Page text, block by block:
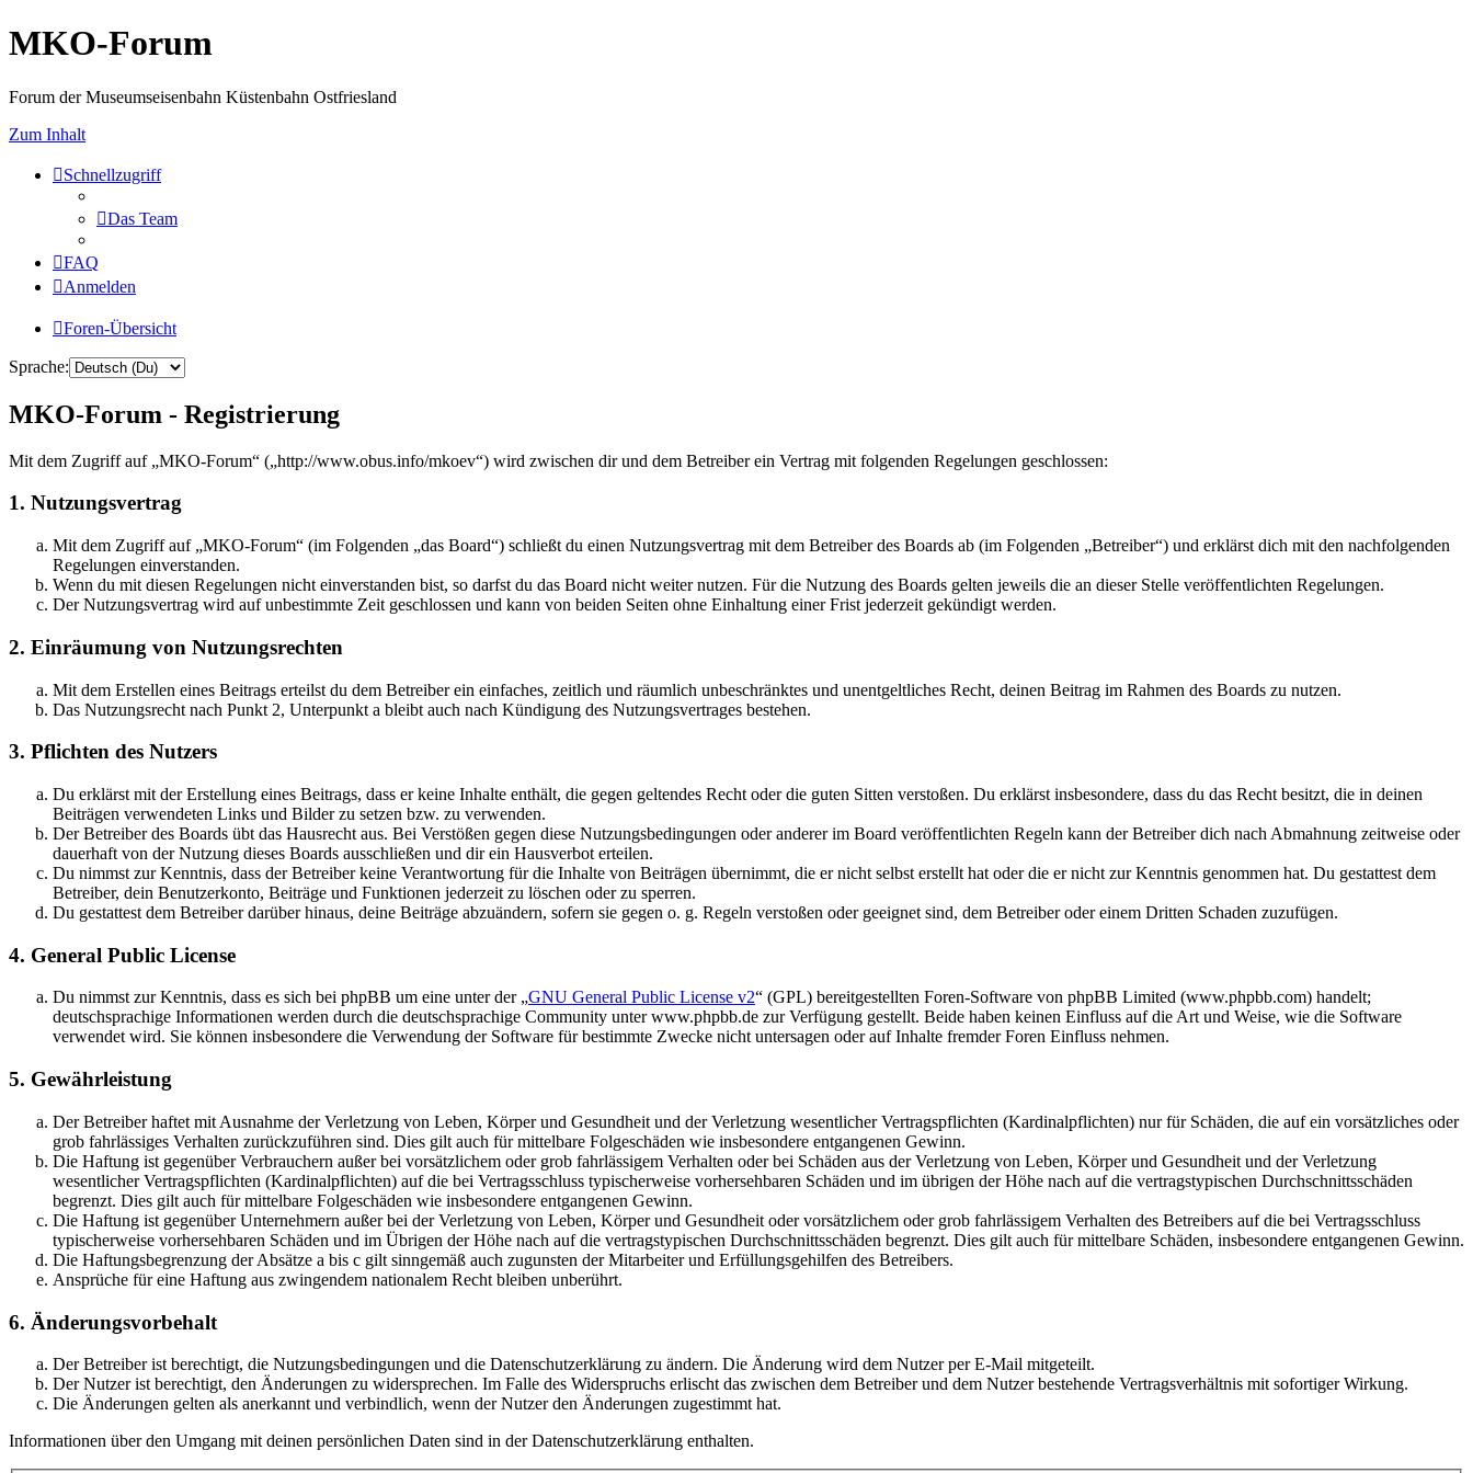
MKO-Forum
Forum der Museumseisenbahn Küstenbahn Ostfriesland
Zum Inhalt
Schnellzugriff
Das Team
FAQ
Anmelden
Foren-Übersicht
Sprache:
MKO-Forum - Registrierung
Mit dem Zugriff auf „MKO-Forum“ („http://www.obus.info/mkoev“) wird zwischen dir und dem Betreiber ein Vertrag mit folgenden Regelungen geschlossen:
1. Nutzungsvertrag
Mit dem Zugriff auf „MKO-Forum“ (im Folgenden „das Board“) schließt du einen Nutzungsvertrag mit dem Betreiber des Boards ab (im Folgenden „Betreiber“) und erklärst dich mit den nachfolgenden
Regelungen einverstanden.
Wenn du mit diesen Regelungen nicht einverstanden bist, so darfst du das Board nicht weiter nutzen. Für die Nutzung des Boards gelten jeweils die an dieser Stelle veröffentlichten Regelungen.
Der Nutzungsvertrag wird auf unbestimmte Zeit geschlossen und kann von beiden Seiten ohne Einhaltung einer Frist jederzeit gekündigt werden.
2. Einräumung von Nutzungsrechten
Mit dem Erstellen eines Beitrags erteilst du dem Betreiber ein einfaches, zeitlich und räumlich unbeschränktes und unentgeltliches Recht, deinen Beitrag im Rahmen des Boards zu nutzen.
Das Nutzungsrecht nach Punkt 2, Unterpunkt a bleibt auch nach Kündigung des Nutzungsvertrages bestehen.
3. Pflichten des Nutzers
Du erklärst mit der Erstellung eines Beitrags, dass er keine Inhalte enthält, die gegen geltendes Recht oder die guten Sitten verstoßen. Du erklärst insbesondere, dass du das Recht besitzt, die in deinen
Beiträgen verwendeten Links und Bilder zu setzen bzw. zu verwenden.
Der Betreiber des Boards übt das Hausrecht aus. Bei Verstößen gegen diese Nutzungsbedingungen oder anderer im Board veröffentlichten Regeln kann der Betreiber dich nach Abmahnung zeitweise oder
dauerhaft von der Nutzung dieses Boards ausschließen und dir ein Hausverbot erteilen.
Du nimmst zur Kenntnis, dass der Betreiber keine Verantwortung für die Inhalte von Beiträgen übernimmt, die er nicht selbst erstellt hat oder die er nicht zur Kenntnis genommen hat. Du gestattest dem
Betreiber, dein Benutzerkonto, Beiträge und Funktionen jederzeit zu löschen oder zu sperren.
Du gestattest dem Betreiber darüber hinaus, deine Beiträge abzuändern, sofern sie gegen o. g. Regeln verstoßen oder geeignet sind, dem Betreiber oder einem Dritten Schaden zuzufügen.
4. General Public License
Du nimmst zur Kenntnis, dass es sich bei phpBB um eine unter der „GNU General Public License v2“ (GPL) bereitgestellten Foren-Software von phpBB Limited (www.phpbb.com) handelt;
deutschsprachige Informationen werden durch die deutschsprachige Community unter www.phpbb.de zur Verfügung gestellt. Beide haben keinen Einfluss auf die Art und Weise, wie die Software
verwendet wird. Sie können insbesondere die Verwendung der Software für bestimmte Zwecke nicht untersagen oder auf Inhalte fremder Foren Einfluss nehmen.
5. Gewährleistung
Der Betreiber haftet mit Ausnahme der Verletzung von Leben, Körper und Gesundheit und der Verletzung wesentlicher Vertragspflichten (Kardinalpflichten) nur für Schäden, die auf ein vorsätzliches oder
grob fahrlässiges Verhalten zurückzuführen sind. Dies gilt auch für mittelbare Folgeschäden wie insbesondere entgangenen Gewinn.
Die Haftung ist gegenüber Verbrauchern außer bei vorsätzlichem oder grob fahrlässigem Verhalten oder bei Schäden aus der Verletzung von Leben, Körper und Gesundheit und der Verletzung
wesentlicher Vertragspflichten (Kardinalpflichten) auf die bei Vertragsschluss typischerweise vorhersehbaren Schäden und im übrigen der Höhe nach auf die vertragstypischen Durchschnittsschäden
begrenzt. Dies gilt auch für mittelbare Folgeschäden wie insbesondere entgangenen Gewinn.
Die Haftung ist gegenüber Unternehmern außer bei der Verletzung von Leben, Körper und Gesundheit oder vorsätzlichem oder grob fahrlässigem Verhalten des Betreibers auf die bei Vertragsschluss
typischerweise vorhersehbaren Schäden und im Übrigen der Höhe nach auf die vertragstypischen Durchschnittsschäden begrenzt. Dies gilt auch für mittelbare Schäden, insbesondere entgangenen Gewinn.
Die Haftungsbegrenzung der Absätze a bis c gilt sinngemäß auch zugunsten der Mitarbeiter und Erfüllungsgehilfen des Betreibers.
Ansprüche für eine Haftung aus zwingendem nationalem Recht bleiben unberührt.
6. Änderungsvorbehalt
Der Betreiber ist berechtigt, die Nutzungsbedingungen und die Datenschutzerklärung zu ändern. Die Änderung wird dem Nutzer per E-Mail mitgeteilt.
Der Nutzer ist berechtigt, den Änderungen zu widersprechen. Im Falle des Widerspruchs erlischt das zwischen dem Betreiber und dem Nutzer bestehende Vertragsverhältnis mit sofortiger Wirkung.
Die Änderungen gelten als anerkannt und verbindlich, wenn der Nutzer den Änderungen zugestimmt hat.
Informationen über den Umgang mit deinen persönlichen Daten sind in der Datenschutzerklärung enthalten.